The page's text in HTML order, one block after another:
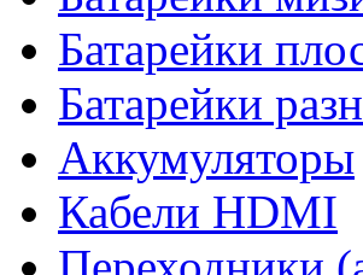
Батарейки
Батарейки
Аккумуляторы
Кабели HDMI